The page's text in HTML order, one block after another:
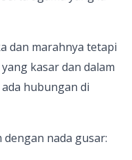
dan marahnya tetapi
kasar dan dalam
hubungan di
nada gusar: